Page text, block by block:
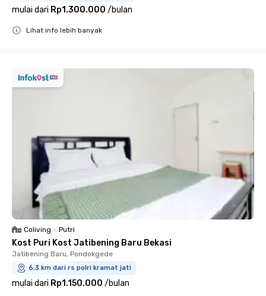
mulai dari Rp1.300.000 /bulan
Lihat info lebih banyak
Coliving • Putri
Kost Puri Kost Jatibening Baru Bekasi
Jatibening Baru, Pondokgede
6.3 km dari rs polri kramat jati
mulai dari Rp1.150.000 /bulan